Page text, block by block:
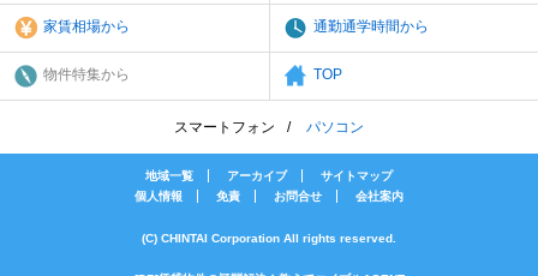
家賃相場から 通勤通学時間から
物件特集から TOP
スマートフォン パソコン
地域一覧 アーカイブ
サイトマップ
個人情報
免責 お問合せ 会社案内
(C) CHINTAI Corporation All rights reserved.